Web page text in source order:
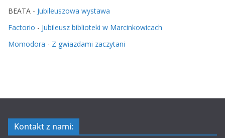
BEATA - Jubileuszowa wystawa
Factorio - Jubileusz biblioteki w Marcinkowicach
Momodora - Z gwiazdami zaczytani
Kontakt z nami: